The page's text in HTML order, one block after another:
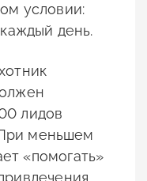
условии:
день.
лидов
меньшем
«помогать»